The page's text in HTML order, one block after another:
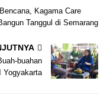
Kagama Care
Tanggul di Semarang
buahan
Yogyakarta